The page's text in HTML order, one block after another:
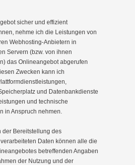
sicher und effizient
nehme ich die Leistungen von
Webhosting-Anbietern in
Servern (bzw. von ihnen
das Onlineangebot abgerufen
Zwecken kann ich
und Datenbankdienste
und technische
in Anspruch nehmen.
der Bereitstellung des
Daten können alle die
betreffenden Angaben
der Nutzung und der